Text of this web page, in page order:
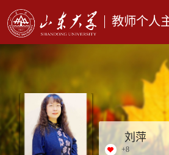
教师个人
刘萍
+8